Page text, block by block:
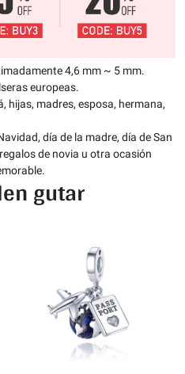
4,6 mm ~ 5 mm.
europeas.
hijas, madres, esposa, hermana,
día de la madre, día de San
de novia u otra ocasión
gutar